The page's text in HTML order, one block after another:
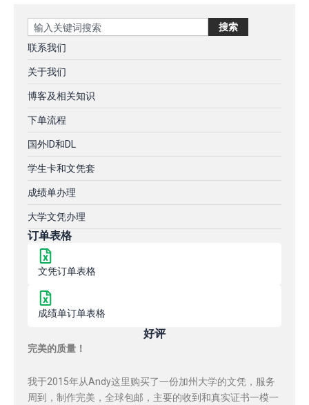
Search 搜索
联系我们
关于我们
博客及相关知识
下单流程
国外ID和DL
学生卡和文凭套
成绩单办理
大学文凭办理
订单表格
文凭订单表格
成绩单订单表格
好评
完美的质量！
我于2015年从Andy这里购买了一份加州大学的文凭，服务
周到，制作完美，全球包邮，主要的收到和真实证书一模一